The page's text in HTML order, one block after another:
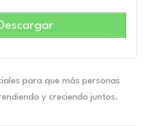
Descargar
para que más personas
y creciendo juntos.